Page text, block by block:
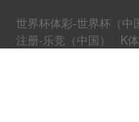
世界杯体彩-世界杯（中
注册-乐竞（中国）
K